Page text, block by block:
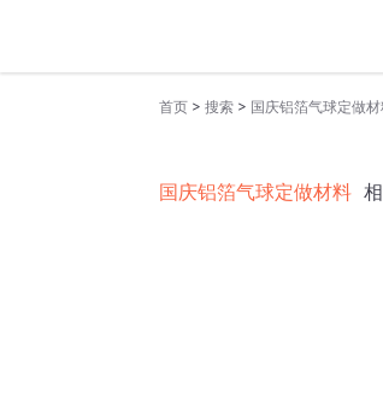
首页 > 搜索 > 国庆铝箔气球定做
国庆铝箔气球定做材料